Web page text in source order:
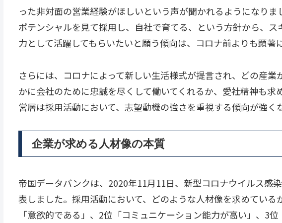
った非対面の営業経験がほしいという声が聞かれるようになり
ポテンシャルを見て採用し、自社で育てる、という方針から、
力として活躍してもらいたいと願う傾向は、コロナ前よりも顕著
さらには、コロナによって新しい生活様式が提言され、どの産
かに会社のために忠誠を尽くして働いてくれるか、愛社精神も求
営層は採用活動において、志望動機の強さを重視する傾向が強く
企業が求める人材像の本質
帝国データバンクは、2020年11月11日、新型コロナウイルス感
表しました。採用活動において、どのような人材像を求めてい
「意欲的である」、2位「コミュニケーション能力が高い」、3